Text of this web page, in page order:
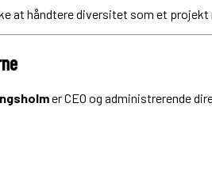
at håndtere diversitet som et
er CEO og administrerende